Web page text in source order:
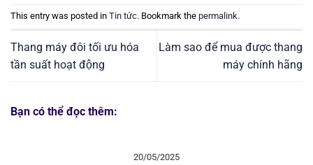
This entry was posted in Tin tức. Bookmark the permalink.
Thang máy đôi tối ưu hóa
tần suất hoạt động
Làm sao để mua được thang
máy chính hãng
Bạn có thể đọc thêm:
20/05/2025